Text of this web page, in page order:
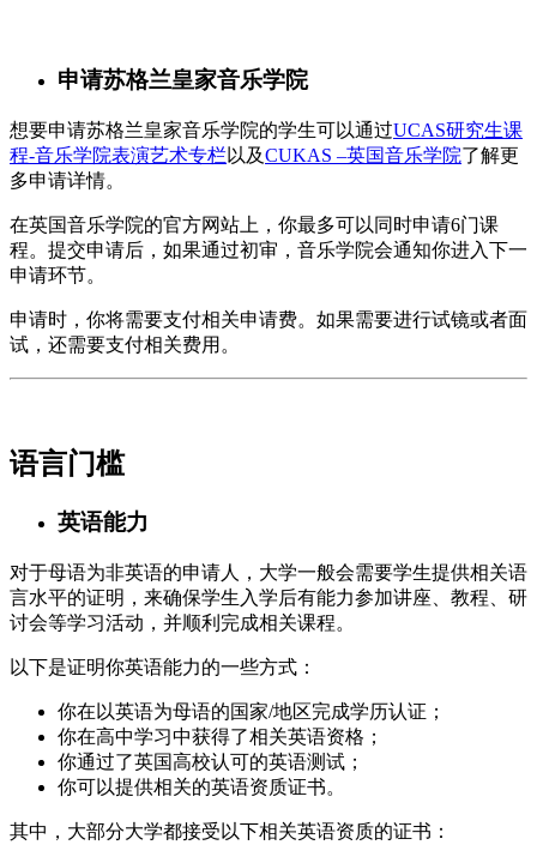
申请苏格兰皇家音乐学院
想要申请苏格兰皇家音乐学院的学生可以通过UCAS研究生课
程-音乐学院表演艺术专栏以及CUKAS –英国音乐学院了解更
多申请详情。
在英国音乐学院的官方网站上，你最多可以同时申请6门课
程。提交申请后，如果通过初审，音乐学院会通知你进入下一
申请环节。
申请时，你将需要支付相关申请费。如果需要进行试镜或者面
试，还需要支付相关费用。
语言门槛
英语能力
对于母语为非英语的申请人，大学一般会需要学生提供相关语
言水平的证明，来确保学生入学后有能力参加讲座、教程、研
讨会等学习活动，并顺利完成相关课程。
以下是证明你英语能力的一些方式：
你在以英语为母语的国家/地区完成学历认证；
你在高中学习中获得了相关英语资格；
你通过了英国高校认可的英语测试；
你可以提供相关的英语资质证书。
其中，大部分大学都接受以下相关英语资质的证书：